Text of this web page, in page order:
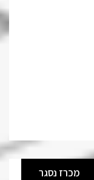
מכרז נסגר